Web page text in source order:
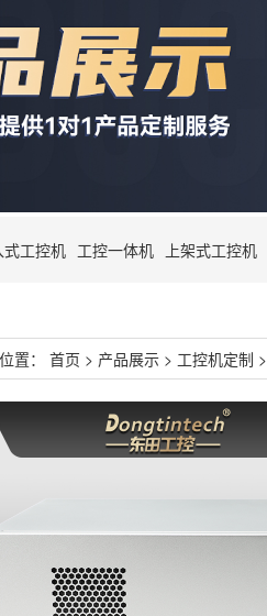
式工控机 工控一体机 上架式工控机
置： 首页 > 产品展示 > 工控机定制 >